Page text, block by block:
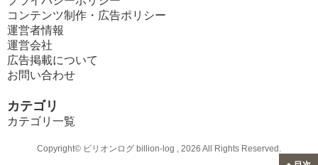
コンテンツ制作・広告ポリシー
運営者情報
運営会社
広告掲載について
お問い合わせ
カテゴリ
カテゴリ一覧
Copyright© ビリオンログ billion-log , 2026 All Rights Reserved.